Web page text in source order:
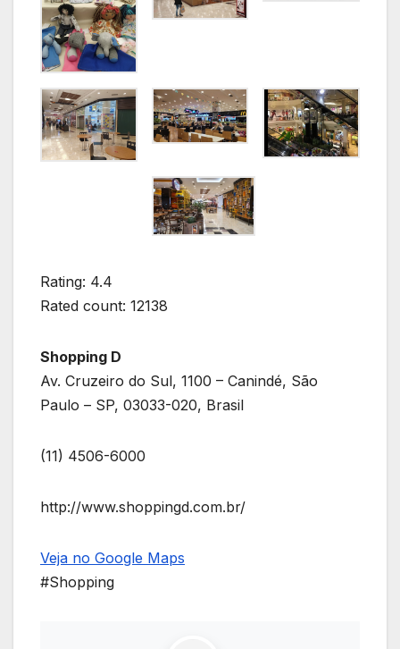
Rating: 4.4
Rated count: 12138
Shopping D
Av. Cruzeiro do Sul, 1100 – Canindé, São
Paulo – SP, 03033-020, Brasil
(11) 4506-6000
http://www.shoppingd.com.br/
Veja no Google Maps
#Shopping